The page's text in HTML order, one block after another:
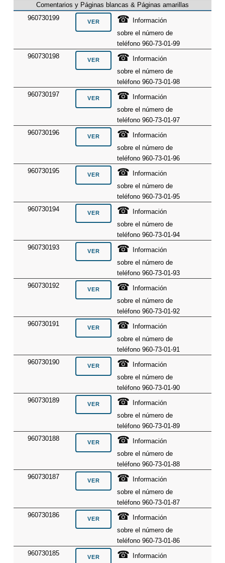
Comentarios y Páginas blancas & Páginas amarillas
960730199
☎
Información
sobre el número de
teléfono 960-73-01-99
960730198
☎
Información
sobre el número de
teléfono 960-73-01-98
960730197
☎
Información
sobre el número de
teléfono 960-73-01-97
960730196
☎
Información
sobre el número de
teléfono 960-73-01-96
960730195
☎
Información
sobre el número de
teléfono 960-73-01-95
960730194
☎
Información
sobre el número de
teléfono 960-73-01-94
960730193
☎
Información
sobre el número de
teléfono 960-73-01-93
960730192
☎
Información
sobre el número de
teléfono 960-73-01-92
960730191
☎
Información
sobre el número de
teléfono 960-73-01-91
960730190
☎
Información
sobre el número de
teléfono 960-73-01-90
960730189
☎
Información
sobre el número de
teléfono 960-73-01-89
960730188
☎
Información
sobre el número de
teléfono 960-73-01-88
960730187
☎
Información
sobre el número de
teléfono 960-73-01-87
960730186
☎
Información
sobre el número de
teléfono 960-73-01-86
960730185
☎ Información